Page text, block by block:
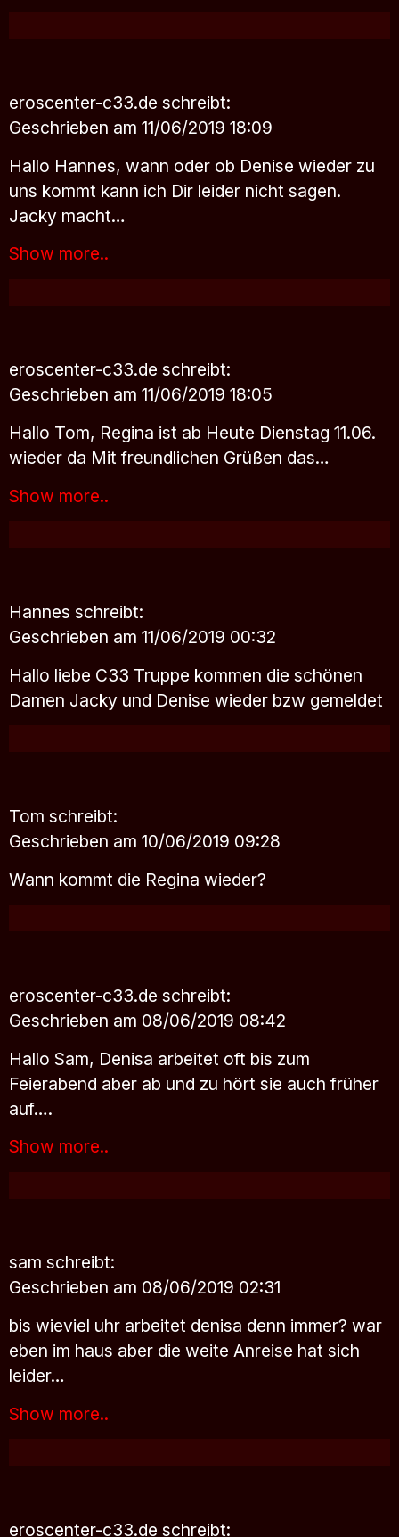
eroscenter-c33.de schreibt:
Geschrieben am 11/06/2019 18:09
Hallo Hannes, wann oder ob Denise wieder zu
uns kommt kann ich Dir leider nicht sagen.
Jacky macht…
Show more..
eroscenter-c33.de schreibt:
Geschrieben am 11/06/2019 18:05
Hallo Tom, Regina ist ab Heute Dienstag 11.06.
wieder da Mit freundlichen Grüßen das…
Show more..
Hannes schreibt:
Geschrieben am 11/06/2019 00:32
Hallo liebe C33 Truppe kommen die schönen
Damen Jacky und Denise wieder bzw gemeldet
Tom schreibt:
Geschrieben am 10/06/2019 09:28
Wann kommt die Regina wieder?
eroscenter-c33.de schreibt:
Geschrieben am 08/06/2019 08:42
Hallo Sam, Denisa arbeitet oft bis zum
Feierabend aber ab und zu hört sie auch früher
auf….
Show more..
sam schreibt:
Geschrieben am 08/06/2019 02:31
bis wieviel uhr arbeitet denisa denn immer? war
eben im haus aber die weite Anreise hat sich
leider…
Show more..
eroscenter-c33.de schreibt: